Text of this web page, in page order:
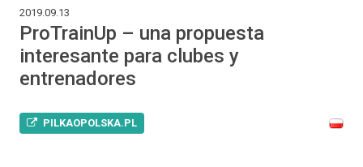
2019.09.13
ProTrainUp – una propuesta
interesante para clubes y
entrenadores
PILKAOPOLSKA.PL